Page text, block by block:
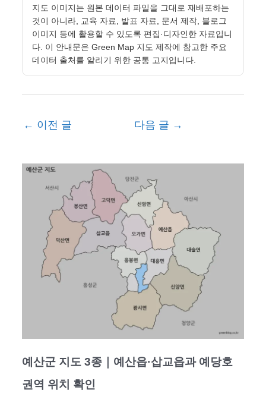
지도 이미지는 원본 데이터 파일을 그대로 재배포하는
것이 아니라, 교육 자료, 발표 자료, 문서 제작, 블로그
이미지 등에 활용할 수 있도록 편집·디자인한 자료입니
다. 이 안내문은 Green Map 지도 제작에 참고한 주요
데이터 출처를 알리기 위한 공통 고지입니다.
← 이전 글 다음 글 →
예산군 지도 3종｜예산읍·삽교읍과 예당호
권역 위치 확인